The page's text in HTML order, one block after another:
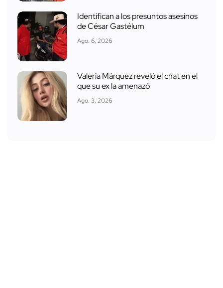
Identifican a los presuntos asesinos
de César Gastélum
Ago. 6, 2026
Valeria Márquez reveló el chat en el
que su ex la amenazó
Ago. 3, 2026